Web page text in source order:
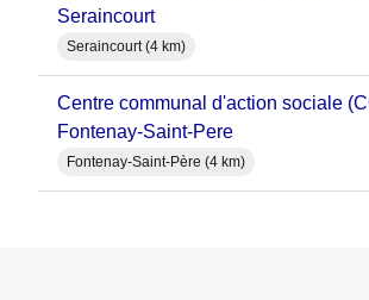
Seraincourt
Seraincourt (4 km)
Centre communal d'action sociale (CCAS) -
Fontenay-Saint-Pere
Fontenay-Saint-Père (4 km)